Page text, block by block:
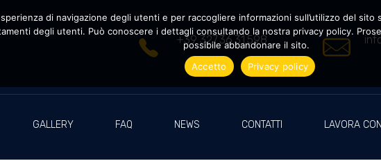
+39 327.36.31.598
GALLERY FAQ NEWS CONTATTI LAVORA
di navigazione degli utenti e per raccogliere informazioni sull’utilizzo del
degli utenti. Può conoscere i dettagli consultando la nostra privacy policy.
possibile abbandonare il sito.
Accetto
Privacy policy